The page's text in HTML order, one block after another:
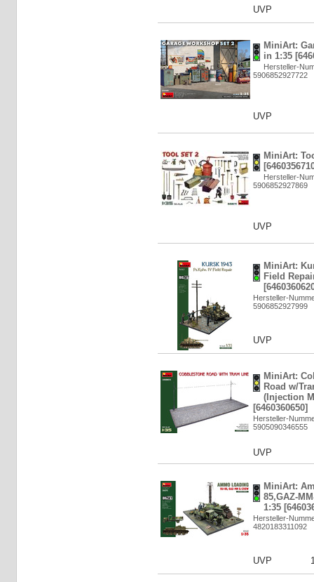
UVP
MiniArt:
in 1:35
Hersteller-
5906852927722
UVP
MiniArt:
Hersteller-
5906852927869
UVP
MiniArt:
Field
Hersteller-
5906852927999
UVP
MiniArt:
Road w/
(Injection
[6460360650]
Hersteller-
5905090346555
UVP
MiniArt:
85,GAZ-
1:35
Hersteller-
4820183311092
UVP